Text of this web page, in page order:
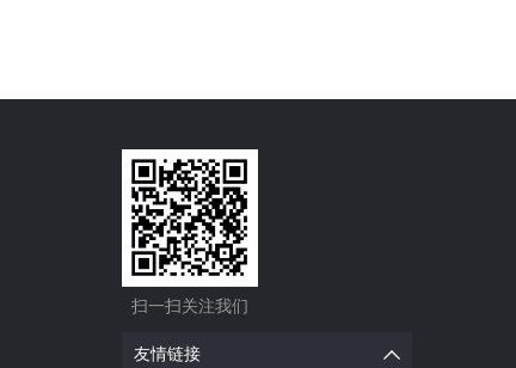
扫一扫关注我们
友情链接